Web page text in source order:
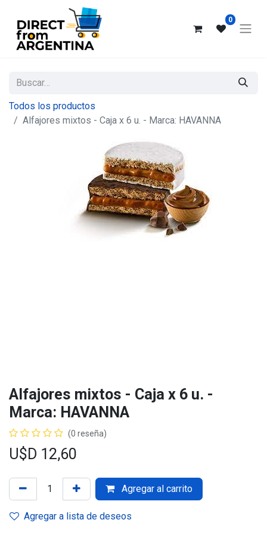
0
Todos los productos
Alfajores mixtos - Caja x 6 u. - Marca: HAVANNA
Alfajores mixtos - Caja x 6 u. -
Marca: HAVANNA
(0 reseña)
U$D 12,60
Agregar al carrito
Agregar a lista de deseos